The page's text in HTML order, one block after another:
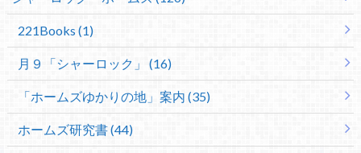
221Books (1)
月９「シャーロック」 (16)
「ホームズゆかりの地」案内 (35)
ホームズ研究書 (44)